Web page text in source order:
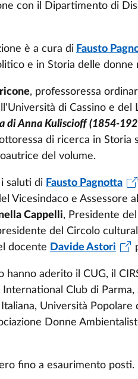
con il Dipartimento di
è a cura di Fausto
e in Storia delle donne
, professoressa
di Cassino e
di Anna Kuliscioff (1854-
di ricerca in Storia
del volume.
saluti di Fausto Pagnotta
Vicesindaco e Assessore
Cappelli, Presidente
del Circolo
docente Davide Astori
hanno aderito il CUG, il
Club di
Italiana, Università
Donne
fino a esaurimento posti.